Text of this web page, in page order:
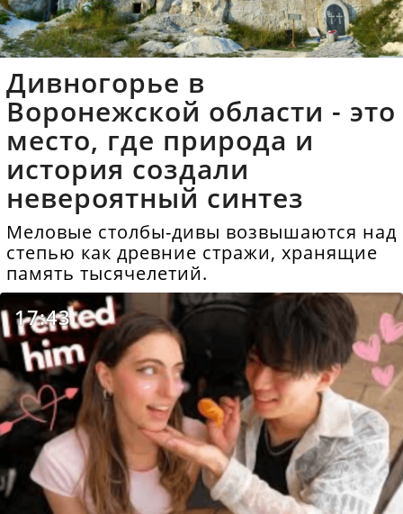
Дивногорье в
Воронежской области - это
место, где природа и
история создали
невероятный синтез
Меловые столбы-дивы возвышаются над
степью как древние стражи, хранящие
память тысячелетий.
17:43